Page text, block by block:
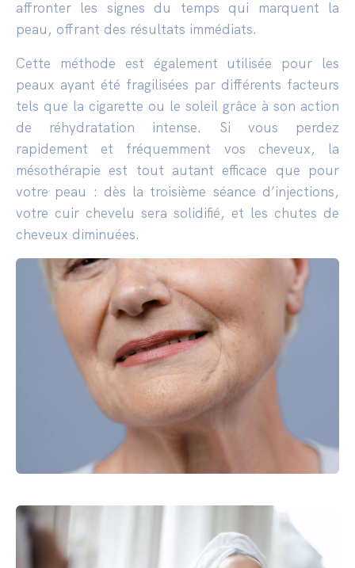
affronter les signes du temps qui marquent la
peau, offrant des résultats immédiats.
Cette méthode est également utilisée pour les
peaux ayant été fragilisées par différents facteurs
tels que la cigarette ou le soleil grâce à son action
de réhydratation intense. Si vous perdez
rapidement et fréquemment vos cheveux, la
mésothérapie est tout autant efficace que pour
votre peau : dès la troisième séance d’injections,
votre cuir chevelu sera solidifié, et les chutes de
cheveux diminuées.